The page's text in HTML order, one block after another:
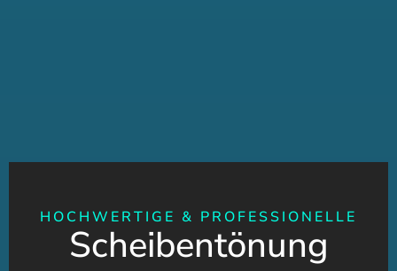
HOCHWERTIGE & PROFESSIONELLE
Scheibentönung